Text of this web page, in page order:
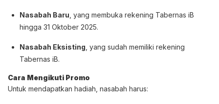
Nasabah Baru , yang membuka rekening Tabernas iB
hingga 31 Oktober 2025.
Nasabah Eksisting , yang sudah memiliki rekening
Tabernas iB.
Cara Mengikuti Promo
Untuk mendapatkan hadiah, nasabah harus: